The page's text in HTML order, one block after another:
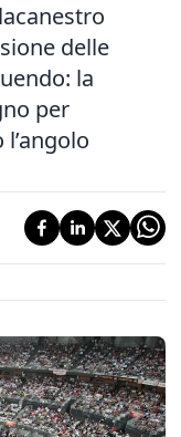
delle
la
per